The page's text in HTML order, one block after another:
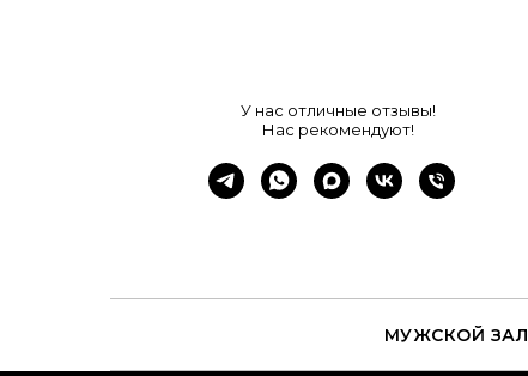
У нас отличные отзывы!
Нас рекомендуют!
МУЖСКОЙ ЗАЛ